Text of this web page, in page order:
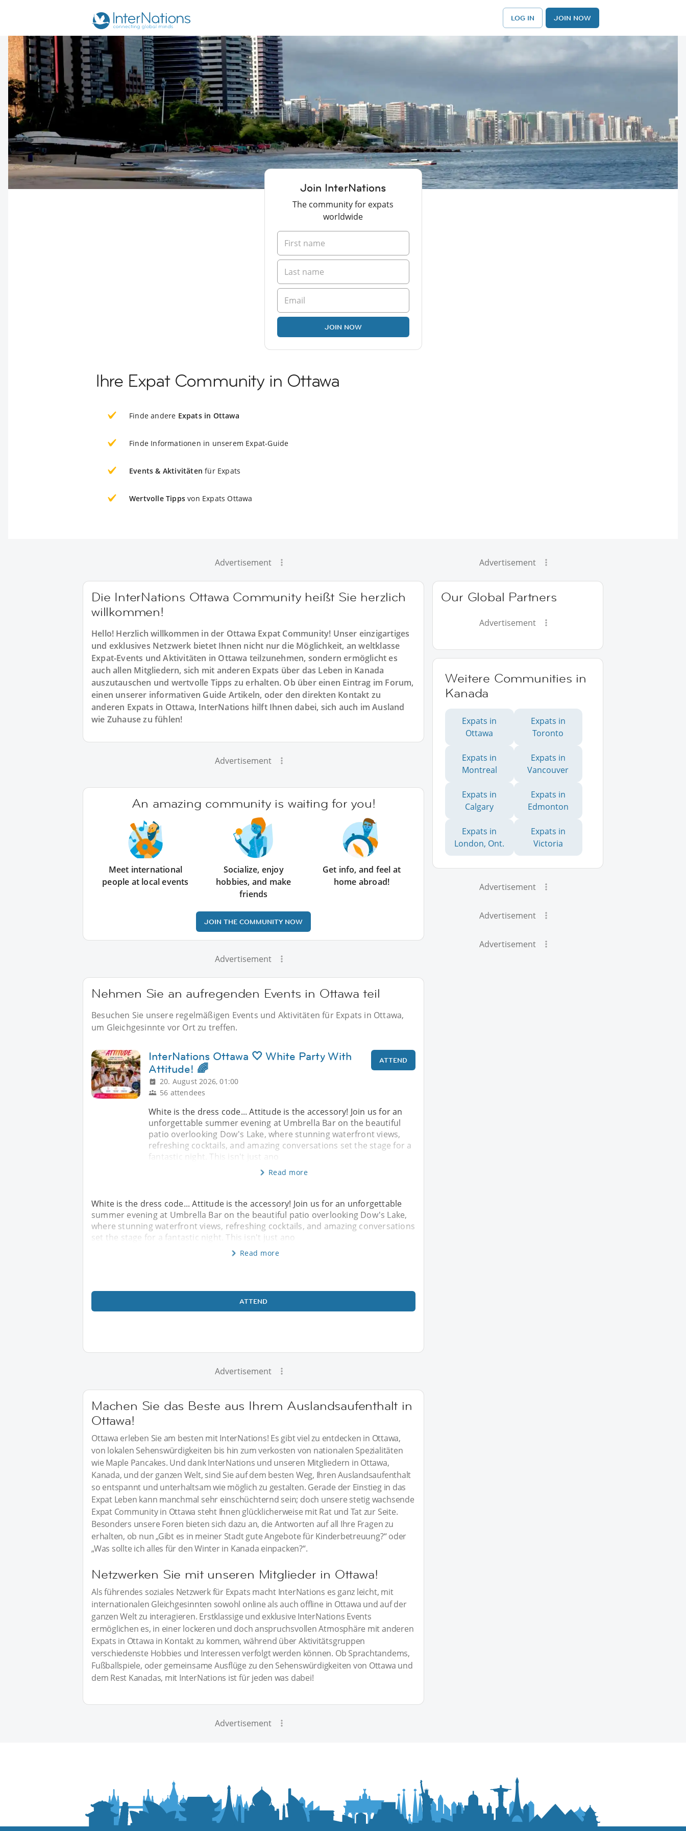
LOG IN JOIN NOW
Join InterNations
The community for expats
worldwide
JOIN NOW
Ihre Expat Community in Ottawa
Finde andere Expats in Ottawa
Finde Informationen in unserem Expat-Guide
Events & Aktivitäten für Expats
Wertvolle Tipps von Expats Ottawa
Advertisement
Die InterNations Ottawa Community heißt Sie herzlich
willkommen!
Hello! Herzlich willkommen in der Ottawa Expat Community! Unser einzigartiges
und exklusives Netzwerk bietet Ihnen nicht nur die Möglichkeit, an weltklasse
Expat-Events und Aktivitäten in Ottawa teilzunehmen, sondern ermöglicht es
auch allen Mitgliedern, sich mit anderen Expats über das Leben in Kanada
auszutauschen und wertvolle Tipps zu erhalten. Ob über einen Eintrag im Forum,
einen unserer informativen Guide Artikeln, oder den direkten Kontakt zu
anderen Expats in Ottawa, InterNations hilft Ihnen dabei, sich auch im Ausland
wie Zuhause zu fühlen!
Advertisement
An amazing community is waiting for you!
Meet international
people at local events
Socialize, enjoy
hobbies, and make
friends
Get info, and feel at
home abroad!
JOIN THE COMMUNITY NOW
Advertisement
Nehmen Sie an aufregenden Events in Ottawa teil
Besuchen Sie unsere regelmäßigen Events und Aktivitäten für Expats in Ottawa,
um Gleichgesinnte vor Ort zu treffen.
InterNations Ottawa 🤍 White Party With
Attitude! 🌈
20. August 2026, 01:00
56 attendees
ATTEND
White is the dress code... Attitude is the accessory! Join us for an
unforgettable summer evening at Umbrella Bar on the beautiful
patio overlooking Dow's Lake, where stunning waterfront views,
refreshing cocktails, and amazing conversations set the stage for a
fantastic night. This isn't just ano
Read more
White is the dress code... Attitude is the accessory! Join us for an unforgettable
summer evening at Umbrella Bar on the beautiful patio overlooking Dow's Lake,
where stunning waterfront views, refreshing cocktails, and amazing conversations
set the stage for a fantastic night. This isn't just ano
Read more
ATTEND
Advertisement
Machen Sie das Beste aus Ihrem Auslandsaufenthalt in
Ottawa!
Ottawa erleben Sie am besten mit InterNations! Es gibt viel zu entdecken in Ottawa,
von lokalen Sehenswürdigkeiten bis hin zum verkosten von nationalen Spezialitäten
wie Maple Pancakes. Und dank InterNations und unseren Mitgliedern in Ottawa,
Kanada, und der ganzen Welt, sind Sie auf dem besten Weg, Ihren Auslandsaufenthalt
so entspannt und unterhaltsam wie möglich zu gestalten. Gerade der Einstieg in das
Expat Leben kann manchmal sehr einschüchternd sein; doch unsere stetig wachsende
Expat Community in Ottawa steht Ihnen glücklicherweise mit Rat und Tat zur Seite.
Besonders unsere Foren bieten sich dazu an, die Antworten auf all Ihre Fragen zu
erhalten, ob nun „Gibt es in meiner Stadt gute Angebote für Kinderbetreuung?“ oder
„Was sollte ich alles für den Winter in Kanada einpacken?“.
Netzwerken Sie mit unseren Mitglieder in Ottawa!
Als führendes soziales Netzwerk für Expats macht InterNations es ganz leicht, mit
internationalen Gleichgesinnten sowohl online als auch offline in Ottawa und auf der
ganzen Welt zu interagieren. Erstklassige und exklusive InterNations Events
ermöglichen es, in einer lockeren und doch anspruchsvollen Atmosphäre mit anderen
Expats in Ottawa in Kontakt zu kommen, während über Aktivitätsgruppen
verschiedenste Hobbies und Interessen verfolgt werden können. Ob Sprachtandems,
Fußballspiele, oder gemeinsame Ausflüge zu den Sehenswürdigkeiten von Ottawa und
dem Rest Kanadas, mit InterNations ist für jeden was dabei!
Advertisement
Advertisement
Our Global Partners
Advertisement
Weitere Communities in
Kanada
Expats in
Ottawa
Expats in
Toronto
Expats in
Montreal
Expats in
Vancouver
Expats in
Calgary
Expats in
Edmonton
Expats in
London, Ont.
Expats in
Victoria
Advertisement
Advertisement
Advertisement